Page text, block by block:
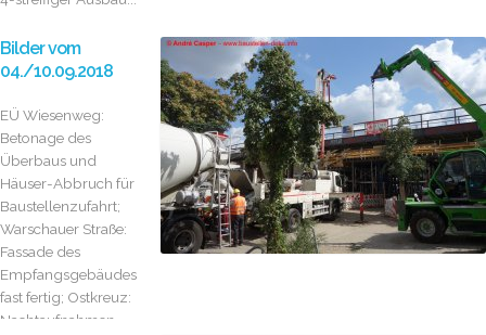
Bilder vom
04./10.09.2018
EÜ Wiesenweg:
Betonage des
Überbaus und
Häuser-Abbruch für
Baustellenzufahrt;
Warschauer Straße:
Fassade des
Empfangsgebäudes
fast fertig; Ostkreuz:
Nachtaufnahmen...